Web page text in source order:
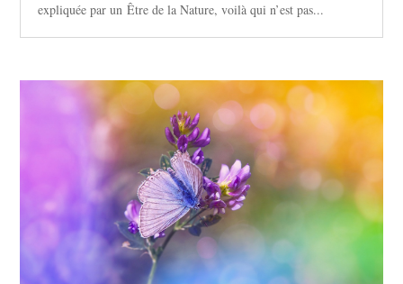
expliquée par un Être de la Nature, voilà qui n’est pas...